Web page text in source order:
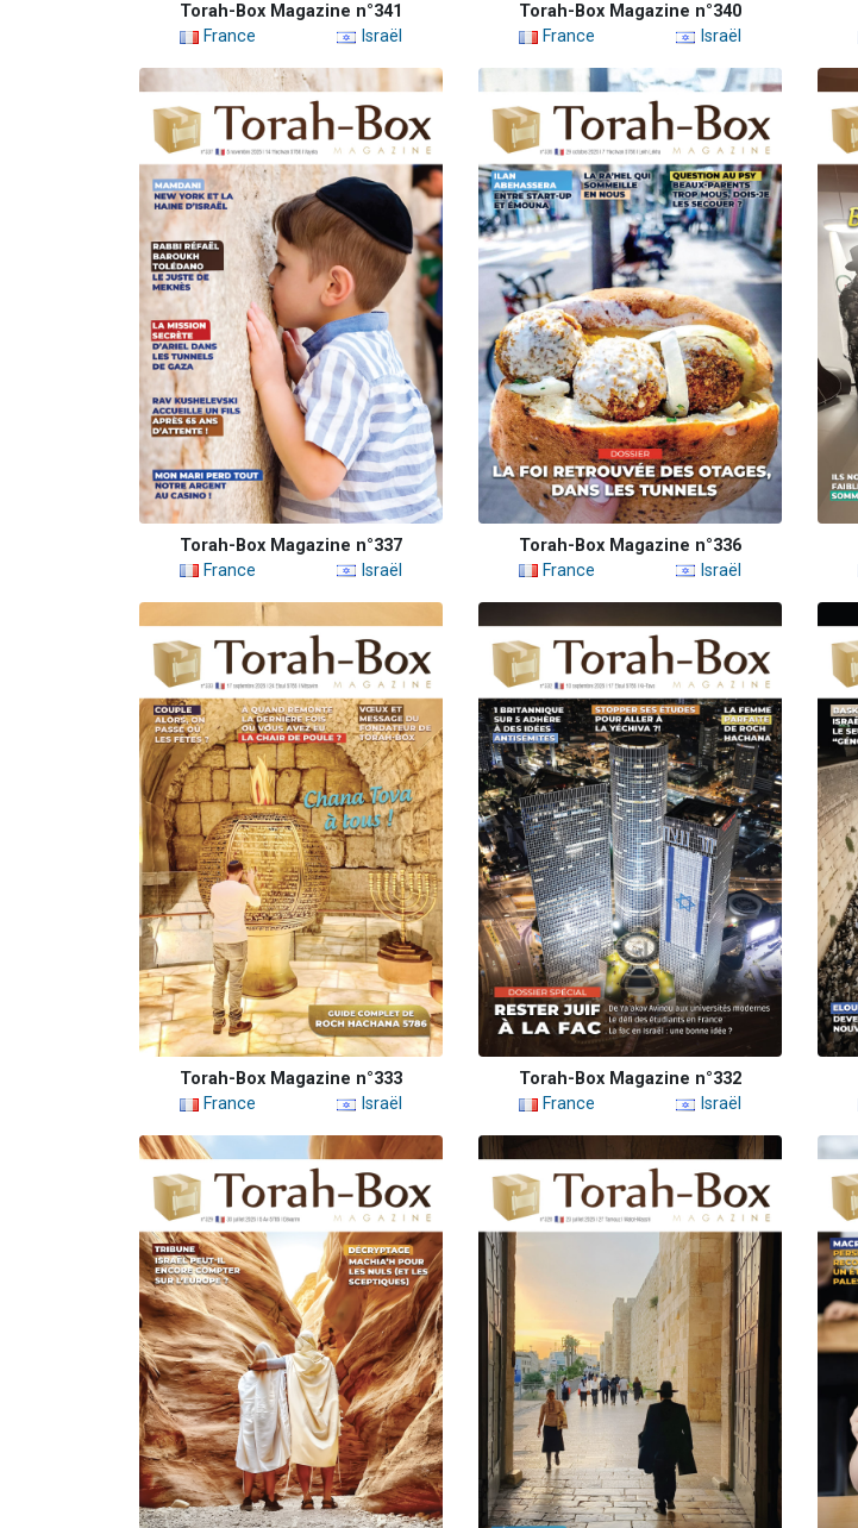
Torah-Box Magazine n°341
France
Israël
Torah-Box Magazine n°340
France
Israël
Torah-Box Magazine n°337
France
Israël
Torah-Box Magazine n°336
France
Israël
Torah-Box Magazine n°333
France
Israël
Torah-Box Magazine n°332
France
Israël